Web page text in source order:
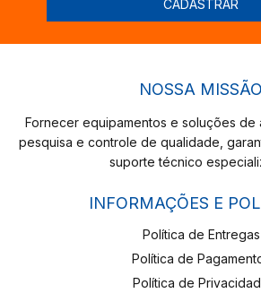
NOSSA MISSÃO
Fornecer equipamentos e soluções de
pesquisa e controle de qualidade,
suporte técnico
INFORMAÇÕES E
Política de Entregas
Política de
Política de